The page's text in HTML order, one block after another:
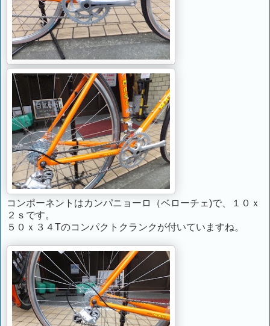
コンポーネントはカンパニョーロ（ベローチェ)で、１０ｘ
２ｓです。
５０ｘ３４Tのコンパクトクランクが付いていますね。